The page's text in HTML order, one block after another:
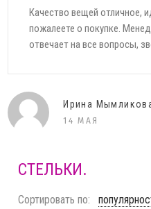
Качество вещей отличное,
пожалеете о покупке.
отвечает на все вопросы,
Ирина
14 МАЯ
СТЕЛЬКИ.
Сортировать по: